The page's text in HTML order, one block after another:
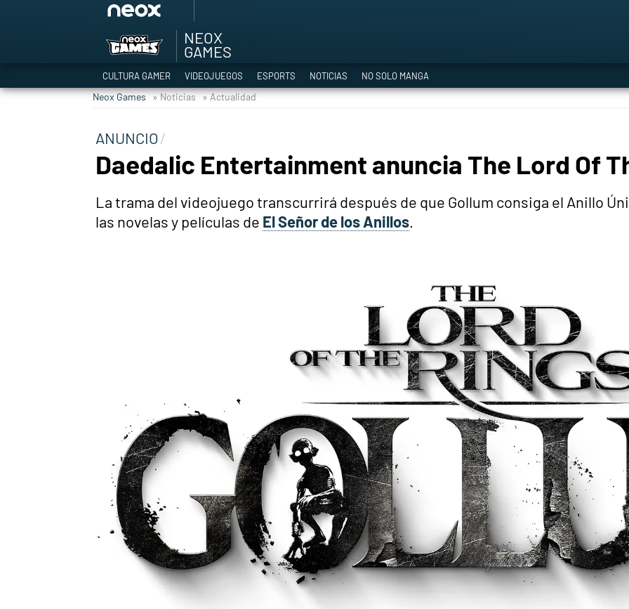
TGA Tercera gala
Super Mario cafetería oficial
Asia peculiar tradición
NEOX
GAMES
CULTURA GAMER VIDEOJUEGOS ESPORTS NOTICIAS NO SOLO MANGA
Neox Games » Noticias » Actualidad
ANUNCIO
Daedalic Entertainment anuncia The Lord Of
La trama del videojuego transcurrirá después de que Gollum consiga el Anillo
las novelas y películas de El Señor de los Anillos